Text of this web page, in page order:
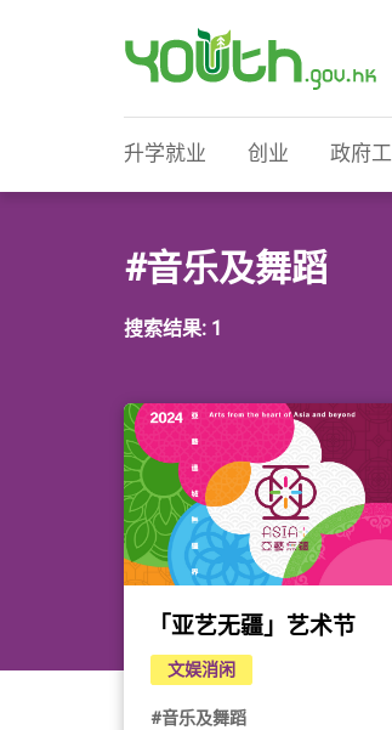
升学就业 创业 政府工
#音乐及舞蹈
搜索结果: 1
「亚艺无疆」艺术节
文娱消闲
#音乐及舞蹈